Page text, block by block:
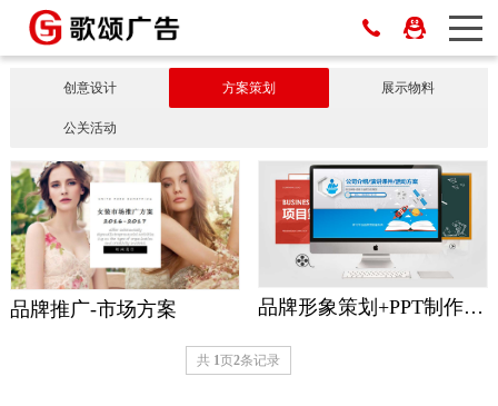
创意设计 方案策划 展示物料
公关活动
品牌推广-市场方案 品牌形象策划+PPT制作+演讲课件
共 1页2条记录